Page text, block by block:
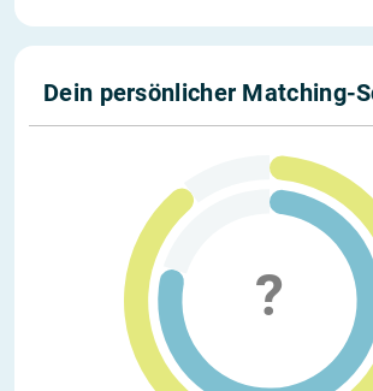
Dein persönlicher Matching-